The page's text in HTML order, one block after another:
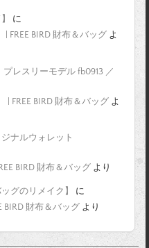
に
FREE BIRD 財布＆バッグ よ
レスリーモデル fb0913 ／
FREE BIRD 財布＆バッグ よ
ジナルウォレット
BIRD 財布＆バッグ より
グのリメイク】
に
BIRD 財布＆バッグ より